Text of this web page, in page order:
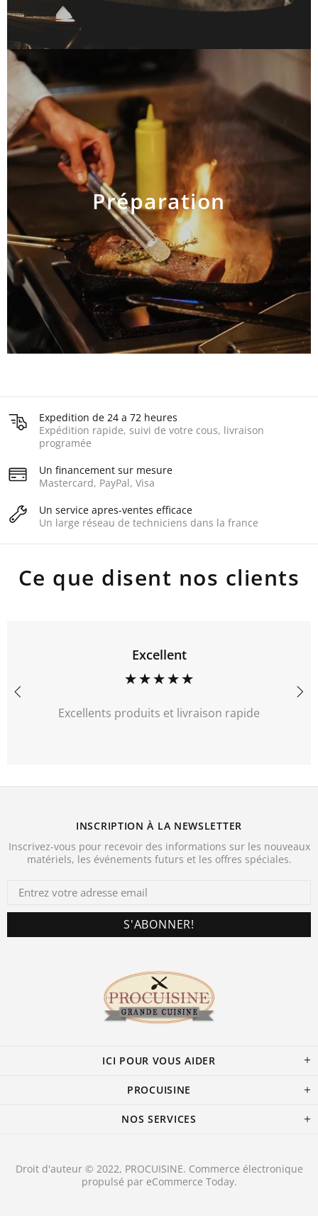
Préparation
AJOUTER AU PANIER
Expedition de 24 a 72 heures
Expédition rapide, suivi de votre cous, livraison
programée
Un financement sur mesure
Mastercard, PayPal, Visa
Un service apres-ventes efficace
Un large réseau de techniciens dans la france
Ce que disent nos clients
Excellent
Excellents produits et livraison rapide
INSCRIPTION À LA NEWSLETTER
Inscrivez-vous pour recevoir des informations sur les nouveaux
matériels, les événements futurs et les offres spéciales.
ICI POUR VOUS AIDER
PROCUISINE
NOS SERVICES
Droit d'auteur © 2022, PROCUISINE. Commerce électronique
propulsé par eCommerce Today.